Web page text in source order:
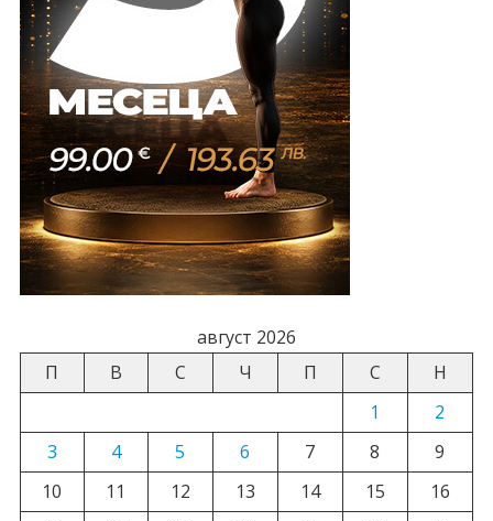
август 2026
П
В С Ч П С
Н
1
2
3
4 5 6 7 8
9
10
11 12 13 14 15
16